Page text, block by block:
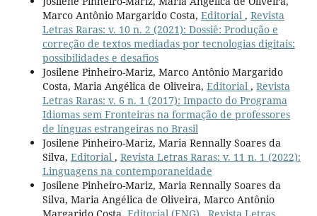
Marco Antônio Margarido Costa, Editorial , Revista
Letras Raras: v. 10 n. 2 (2021): Dossiê: Produção e
correção de textos mediadas por tecnologias digitais:
possibilidades e desafios
Josilene Pinheiro-Mariz, Marco Antônio Margarido
Costa, Maria Angélica de Oliveira, Editorial , Revista
Letras Raras: v. 6 n. 1 (2017): Impacto do Programa
Idiomas sem Fronteiras na formação de professores
de línguas estrangeiras no Brasil
Josilene Pinheiro-Mariz, Maria Rennally Soares da
Silva, Editorial , Revista Letras Raras: v. 11 n. 1 (2022):
Linguagens na contemporaneidade
Josilene Pinheiro-Mariz, Maria Rennally Soares da
Silva, Maria Angélica de Oliveira, Marco Antônio
Margarido Costa, Editorial (ENG) Revista Letras